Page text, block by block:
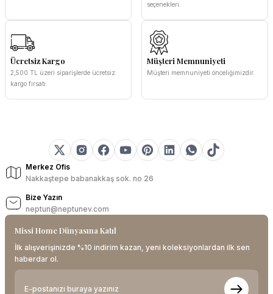
seçenekleri.
Ücretsiz Kargo
2,500 TL üzeri siparişlerde ücretsiz
kargo fırsatı.
Müşteri Memnuniyeti
Müşteri memnuniyeti önceliğimizdir.
Merkez Ofis
Nakkaştepe babanakkaş sok. no 26
Bize Yazın
neptun@neptunev.com
Missi Home Dünyasına Katıl
İlk alışverişinizde %10 indirim kazan, yeni koleksiyonlardan ilk sen
haberdar ol.